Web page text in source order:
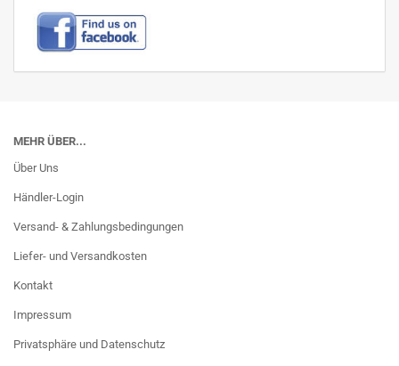
MEHR ÜBER...
Über Uns
Händler-Login
Versand- & Zahlungsbedingungen
Liefer- und Versandkosten
Kontakt
Impressum
Privatsphäre und Datenschutz